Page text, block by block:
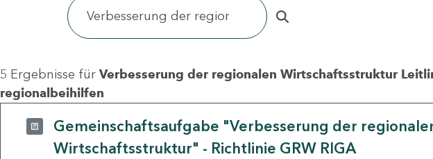
5 Ergebnisse für Verbesserung der regionalen Wirtschaftsstruktur
regionalbeihilfen
Gemeinschaftsaufgabe "Verbesserung der
Wirtschaftsstruktur" - Richtlinie GRW RIGA